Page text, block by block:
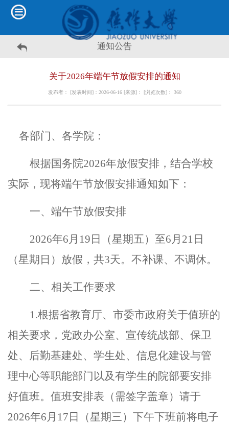
通知公告
关于2026年端午节放假安排的通知
发布者： [发表时间]：2026-06-16 [来源]： [浏览次数]： 360
各部门、各学院 ：
根据国务院2026年放假安排 ，结合学校
实际，现将端午节放假安排通知如下：
一、端午节放假安排
2026年6月 19 日（星期五） 至6月21日
（星期日） 放假 ，共3天。不补课、 不调休。
二、相关工作要求
1.根据省教育厅、市委市政府关于值班的
相关要求，党政办公室、宣传统战部、保卫
处、后勤基建处、学生处、信息化建设与管
理中心等职能部门以及有学生的院部要安排
好值班。值班安排表（需签字盖章）请于
2026年6月 17 日（星期三）下午下班前将电子